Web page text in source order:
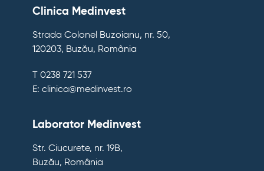
Clinica Medinvest
Strada Colonel Buzoianu, nr. 50,
120203, Buzău, România
T 0238 721 537
E: clinica@medinvest.ro
Laborator Medinvest
Str. Ciucurete, nr. 19B,
Buzău, România